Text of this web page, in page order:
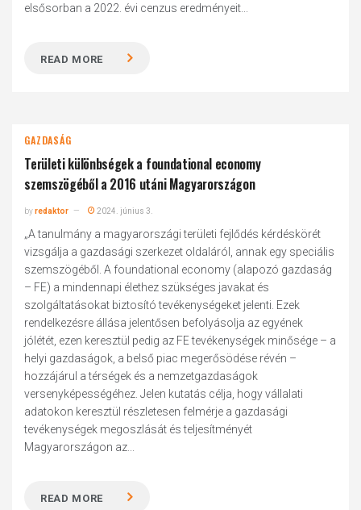
elsősorban a 2022. évi cenzus eredményeit...
READ MORE
GAZDASÁG
Területi különbségek a foundational economy
szemszögéből a 2016 utáni Magyarországon
byredaktor 2024. június 3.
„A tanulmány a magyarországi területi fejlődés kérdéskörét
vizsgálja a gazdasági szerkezet oldaláról, annak egy speciális
szemszögéből. A foundational economy (alapozó gazdaság
– FE) a mindennapi élethez szükséges javakat és
szolgáltatásokat biztosító tevékenységeket jelenti. Ezek
rendelkezésre állása jelentősen befolyásolja az egyének
jólétét, ezen keresztül pedig az FE tevékenységek minősége – a
helyi gazdaságok, a belső piac megerősödése révén –
hozzájárul a térségek és a nemzetgazdaságok
versenyképességéhez. Jelen kutatás célja, hogy vállalati
adatokon keresztül részletesen felmérje a gazdasági
tevékenységek megoszlását és teljesítményét
Magyarországon az...
READ MORE